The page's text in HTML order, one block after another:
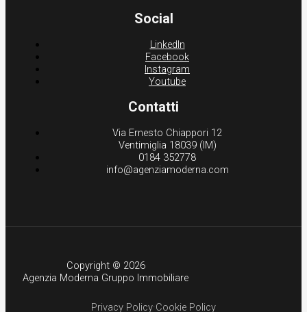
Social
LinkedIn
Facebook
Instagram
Youtube
Contatti
Via Ernesto Chiappori 12
Ventimiglia 18039 (IM)
0184 352778
info@agenziamoderna.com
Copyright © 2026
Agenzia Moderna Gruppo Immobiliare
Privacy Policy·Cookie Policy